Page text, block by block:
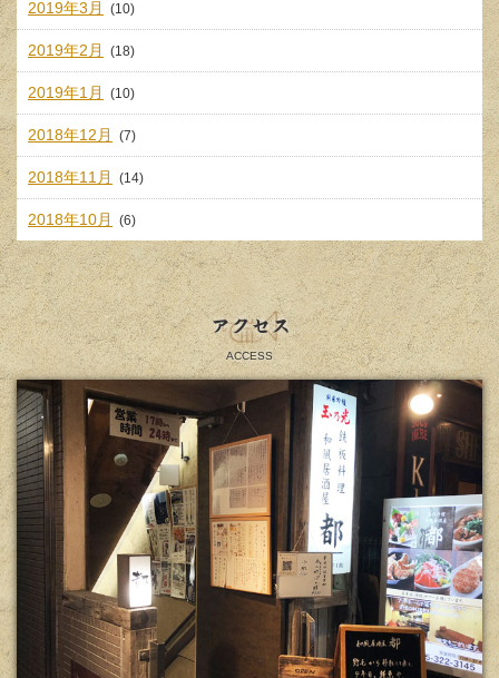
2019年3月 (10)
2019年2月 (18)
2019年1月 (10)
2018年12月 (7)
2018年11月 (14)
2018年10月 (6)
アクセス
ACCESS